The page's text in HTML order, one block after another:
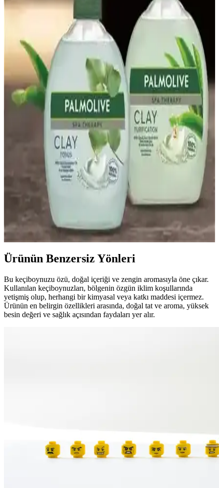
Sazak Zeytinyağı, doğal, saf ve soğuk sıkım yöntemleriyle üretilmiş,
sağlıklı ve lezzetli bir zeytinyağıdır. Geleneksel üretim süreçleriyle
kalitesini koruyan bu ürün, mutfakta çok yönlü kullanım imkanı
Haşhaş Kreması Nedir ve Sağlıklı Kahvaltı
Seçenekleri Arasındaki Yeri
Haşhaş kreması, doğal içerikleri ve yüksek besin değeriyle
kahvaltılarda sağlıklı ve lezzetli bir alternatif sunar, içerdiği omega-3
ve lifler ile sağlığı destekler.
Sağlıklı gevrekler: Doğal içeriklerle beslenmede yeni
trend ve dikkat edilmesi gerekenler
Sağlıklı gevrekler, doğal içeriklerle hazırlanan, yüksek lif ve düşük
şekerli alternatifler sunar. Beslenme alışkanlıklarınızı destekleyen bu
ürünler hakkında detaylar burada.
Palmolive Sabun Çeşitleri ve Özellikleri: Cilt
Bakımında Farklı Seçenekler
Palmolive'nin çeşitli sabun seçenekleri, cilt tipine uygun
nemlendirici, ferahlatıcı ve doğal içerikli ürünleriyle temizlik ve
bakım sağlar, cilt sağlığını korur ve ferah bir his sunar.
Ürünün Benzersiz Yönleri
Bu keçiboynuzu özü, doğal içeriği ve zengin aromasıyla öne çıkar.
Kullanılan keçiboynuzları, bölgenin özgün iklim koşullarında
yetişmiş olup, herhangi bir kimyasal veya katkı maddesi içermez.
Ürünün en belirgin özellikleri arasında, doğal tat ve aroma, yüksek
besin değeri ve sağlık açısından faydaları yer alır.